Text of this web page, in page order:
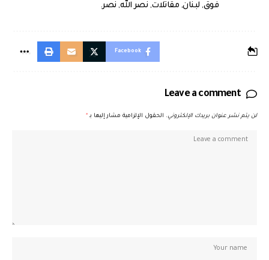
فوق, لبنان, مقاتلات, نصر الله, نصر.
Facebook
Leave a comment
لن يتم نشر عنوان بريدك الإلكتروني. الحقول الإلزامية مشار إليها بـ *